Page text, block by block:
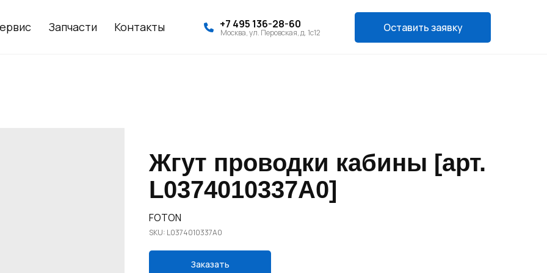
Запчасти Контакты Оставить заявку
+7 495 136-28-60
Москва, ул. Перовская, д. 1с12
Жгут проводки кабины [арт.
L0374010337A0]
FOTON
SKU: L0374010337A0
Заказать